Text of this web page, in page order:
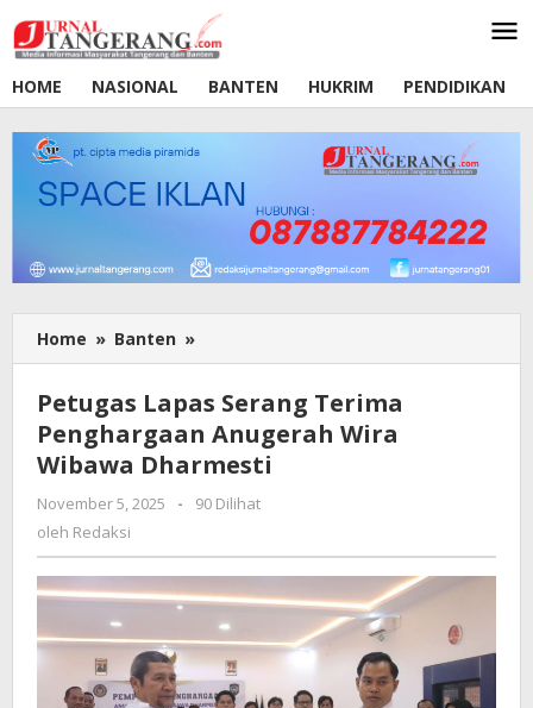
ke
konten
HOME
NASIONAL BANTEN HUKRIM PENDIDIKAN
Home » Banten »
Lapas
Terima
Penghargaan
Anugerah
Wibawa
Petugas Lapas Serang Terima
Penghargaan Anugerah Wira
Wibawa Dharmesti
November 5, 2025
oleh
-
90 Dilihat
oleh Redaksi